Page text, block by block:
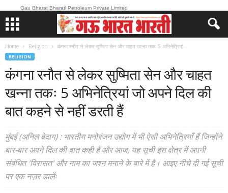
Gau Bharat Bharati Petroleum Private Limited
Home Religion कंगना रनौत से लेकर सुष्मिता सेन और चाहत खन्ना तकः 5 अभिनेत्रियां...
RELIGION
कंगना रनौत से लेकर सुष्मिता सेन और चाहत
खन्ना तकः 5 अभिनेत्रियां जो अपने दिल की
बात कहने से नहीं डरती हैं
मुंबई (अनिल बेदाग) : भारतीय मनोरंजन उद्योग में भी ऐसी अभिनेत्रियाँ हैं जिन्होंने
बार-बार अपने दिल की बात कही है और आज, यह सूची इस क्षेत्र में अपनी
संबंधित 'विरासत' और नाम का जश्न मनाने के बारे में है। आइए नीचे दी गई सूची
पर एक नज़र डालेंः